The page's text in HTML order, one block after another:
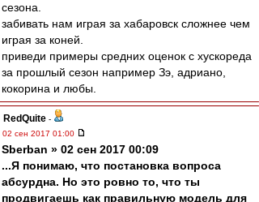
сезона.
забивать нам играя за хабаровск сложнее чем
играя за коней.
приведи примеры средних оценок с хускореда
за прошлый сезон например Зэ, адриано,
кокорина и любы.
RedQuite -
02 сен 2017 01:00
Sberban » 02 сен 2017 00:09
...Я понимаю, что постановка вопроса
абсурдна. Но это ровно то, что ты
продвигаешь как правильную модель для